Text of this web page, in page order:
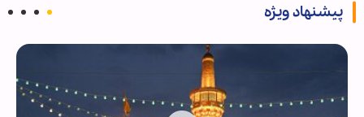
پیشنهاد ویژه